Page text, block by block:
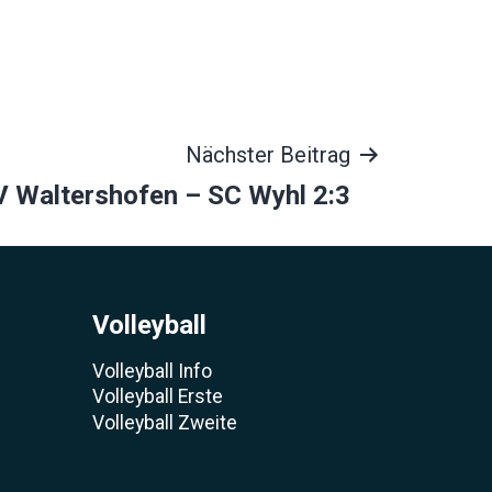
Nächster Beitrag
Waltershofen – SC Wyhl 2:3
Volleyball
Volleyball Info
Volleyball Erste
Volleyball Zweite